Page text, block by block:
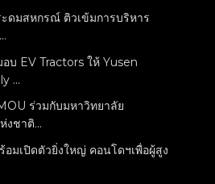
ะดมสหกรณ์ ติวเข้มการบริหาร
บ EV Tractors ให้ Yusen
...
ร่วมกับมหาวิทยาลัย
งชาติ...
อมเปิดตัวยิ่งใหญ่ คอนโดฯเพื่อผู้สูง